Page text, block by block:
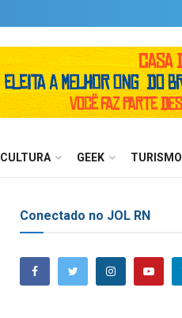
CULTURA GEEK TURISMO
Conectado no JOL RN